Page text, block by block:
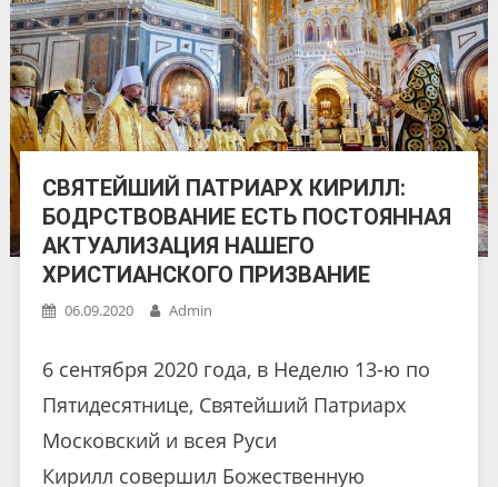
СВЯТЕЙШИЙ ПАТРИАРХ КИРИЛЛ:
БОДРСТВОВАНИЕ ЕСТЬ ПОСТОЯННАЯ
АКТУАЛИЗАЦИЯ НАШЕГО
ХРИСТИАНСКОГО ПРИЗВАНИЕ
06.09.2020 Admin
6 сентября 2020 года, в Неделю 13-ю по
Пятидесятнице, Святейший Патриарх
Московский и всея Руси
Кирилл совершил Божественную